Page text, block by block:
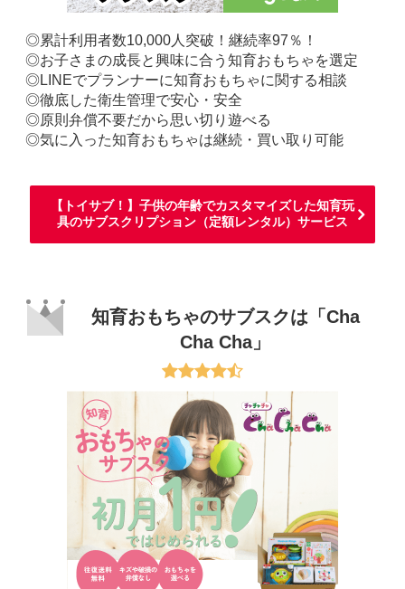
◎累計利用者数10,000人突破！継続率97％！
◎お子さまの成長と興味に合う知育おもちゃを選定
◎LINEでプランナーに知育おもちゃに関する相談
◎徹底した衛生管理で安心・安全
◎原則弁償不要だから思い切り遊べる
◎気に入った知育おもちゃは継続・買い取り可能
【トイサブ！】子供の年齢でカスタマイズした知育玩
具のサブスクリプション（定額レンタル）サービス
知育おもちゃのサブスクは「Cha
Cha Cha」